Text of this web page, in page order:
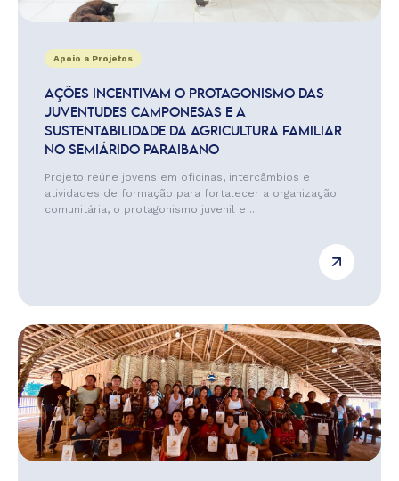
Apoio a Projetos
AÇÕES INCENTIVAM O PROTAGONISMO DAS
JUVENTUDES CAMPONESAS E A
SUSTENTABILIDADE DA AGRICULTURA FAMILIAR
NO SEMIÁRIDO PARAIBANO
Projeto reúne jovens em oficinas, intercâmbios e
atividades de formação para fortalecer a organização
comunitária, o protagonismo juvenil e ...